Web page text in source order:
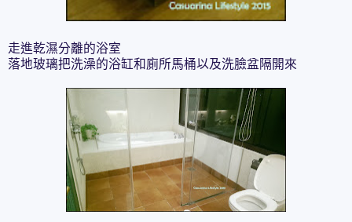
走進乾濕分離的浴室
落地玻璃把洗澡的浴缸和廁所馬桶以及洗臉盆隔開來